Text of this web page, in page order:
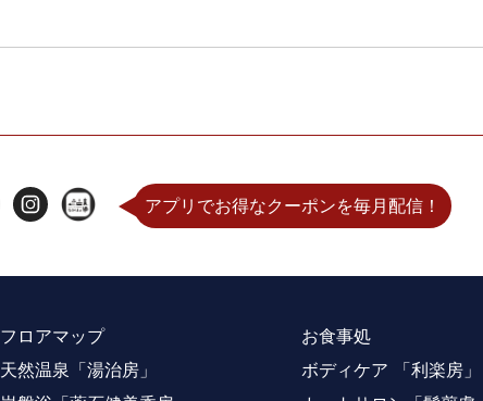
アプリでお得なクーポンを毎月配信！
フロアマップ
天然温泉「湯治房」
お食事処
ボディケア 「利楽房」